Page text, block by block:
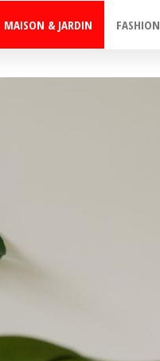
MAISON & JARDIN FASHION